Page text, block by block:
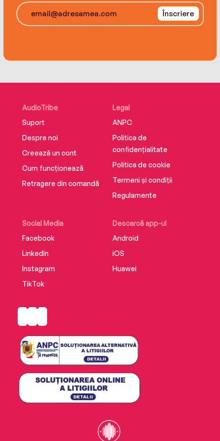
Înscriere
AudioTribe
Suport
Despre noi
Creează un cont
Cum funcționează
Retragere din comandă
Social Media
Facebook
LinkedIn
Instagram
TikTok
Descarcă app-ul
Android
iOS
Huawei
Legal
ANPC
Politica de
confidențialitate
Politica de cookie
Termeni și condiții
Regulamente